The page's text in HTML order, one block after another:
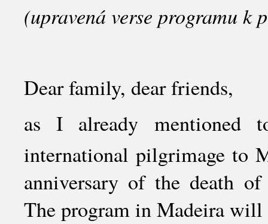
(upravená verse programu k
Dear family, dear friends,
as I already
international pilgrimage to
anniversary of the death
The program in Madeira will